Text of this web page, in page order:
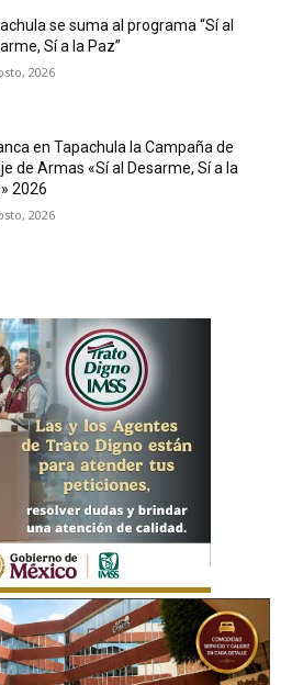
se suma al programa “Sí al
Sí a la Paz”
2026
en Tapachula la Campaña de
de Armas «Sí al Desarme, Sí a la
2026
2026